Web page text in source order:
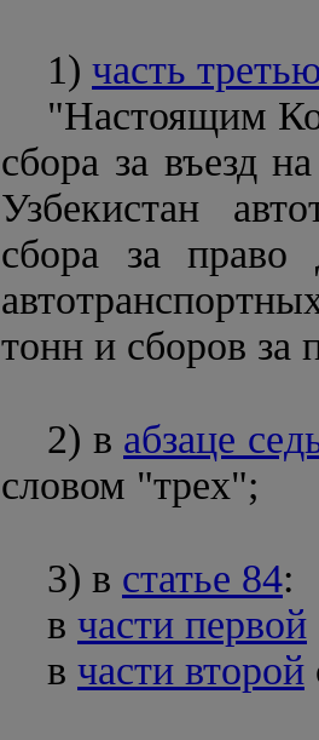
1) часть
"Настоящим
сбора за въезд
Узбекистан
сбора за право
тонн и сборов за
2) в абзаце
словом "трех";
3) в статье 84:
в части первой
в части второй